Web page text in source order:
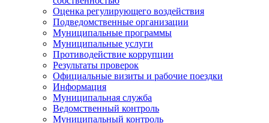
Оценка регулирующего воздействия
Подведомственные организации
Муниципальные программы
Муниципальные услуги
Противодействие коррупции
Результаты проверок
Официальные визиты и рабочие поездки
Информация
Муниципальная служба
Ведомственный контроль
Муниципальный контроль